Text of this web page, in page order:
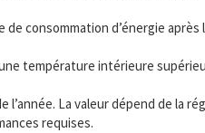
consommation d’énergie
température intérieure
La valeur dépend de la
requises.